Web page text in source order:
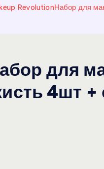
RevolutionНабор для
для
4шт